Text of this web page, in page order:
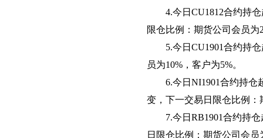
4.今日CU1812合约持
限仓比例：期货公司会员为
5.今日CU1901合约持
员为10%，客户为5%。
6.今日NI1901合约持仓
变 ，下一交易日限仓比例
7.今日RB1901合约持
日限仓比例：期货公司会员